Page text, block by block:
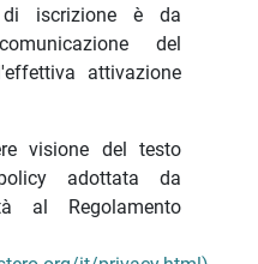
iscrizione è da
del
attivazione
visione del testo
adottata da
al Regolamento